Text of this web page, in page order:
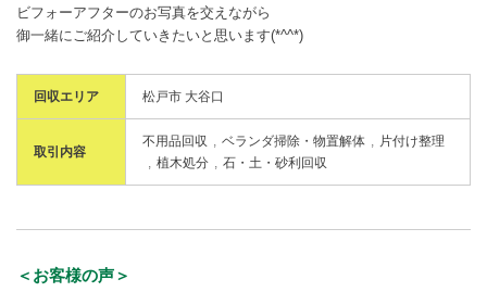
ビフォーアフターのお写真を交えながら
御一緒にご紹介していきたいと思います(*^^*)
回収エリア 松戸市 大谷口
取引内容
不用品回収 ベランダ掃除・物置解体
片付け整理
植木処分
石・土・砂利回収
＜お客様の声＞